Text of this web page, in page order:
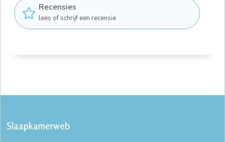
Recensies
lees of schrijf een recensie
Slaapkamerweb